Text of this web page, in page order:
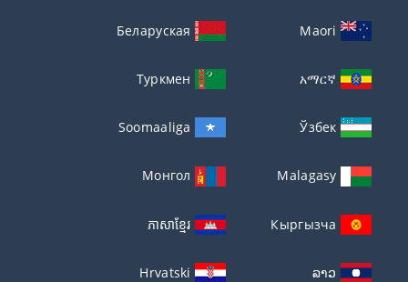
Maori
Беларуская
አማርኛ
Туркмен
Ўзбек
Soomaaliga
Malagasy
Монгол
Кыргызча
ភាសាខ្មែរ
ລາວ
Hrvatski